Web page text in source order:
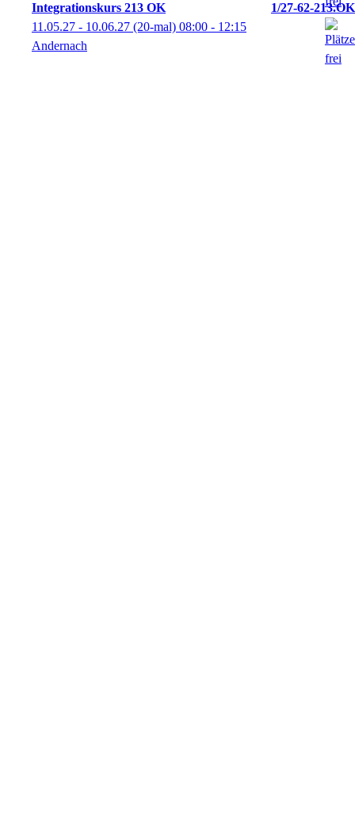
Integrationskurs 213 OK
1/27-62-213.OK
11.05.27 - 10.06.27 (20-mal) 08:00 - 12:15
Andernach